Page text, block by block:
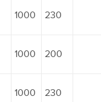
1000 230
1000 200
1000 230